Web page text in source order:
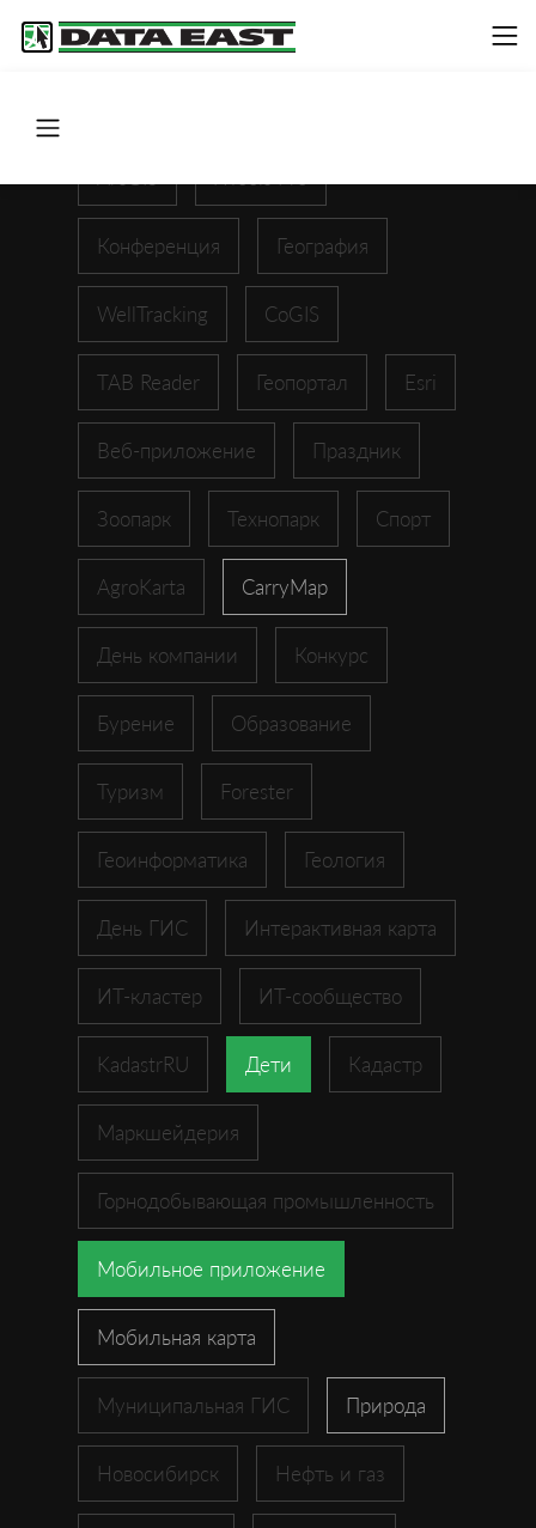
Конференция География
WellTracking CoGIS
TAB Reader Геопортал Esri
Веб-приложение Праздник
Зоопарк Технопарк Спорт
AgroKarta CarryMap
День компании Конкурс
Бурение Образование
Туризм Forester
Геоинформатика Геология
День ГИС Интерактивная карта
ИТ-кластер ИТ-сообщество
KadastrRU Дети Кадастр
Маркшейдерия
Горнодобывающая промышленность
Мобильное приложение
Мобильная карта
Муниципальная ГИС Природа
Новосибирск Нефть и газ